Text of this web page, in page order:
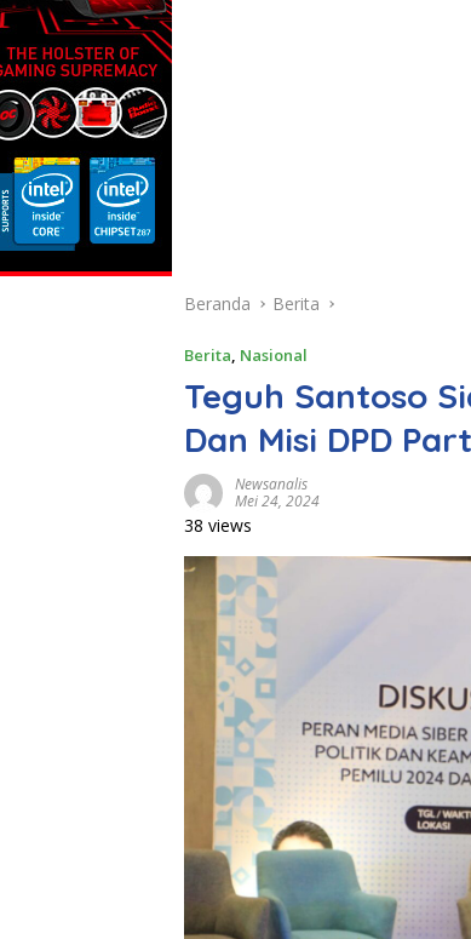
Beranda Berita
Berita, Nasional
Teguh Santoso
Dan Misi DPD
Newsanalis
Mei 24, 2024
38 views